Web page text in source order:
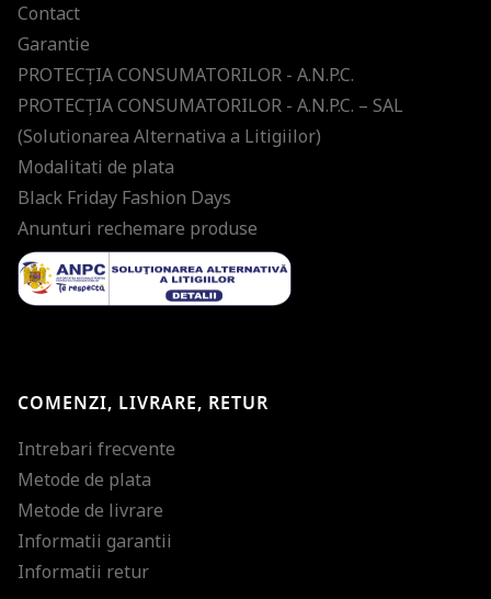
Contact
Garantie
PROTECŢIA CONSUMATORILOR - A.N.P.C.
PROTECŢIA CONSUMATORILOR - A.N.P.C. – SAL
(Solutionarea Alternativa a Litigiilor)
Modalitati de plata
Black Friday Fashion Days
Anunturi rechemare produse
COMENZI, LIVRARE, RETUR
Intrebari frecvente
Metode de plata
Metode de livrare
Informatii garantii
Informatii retur